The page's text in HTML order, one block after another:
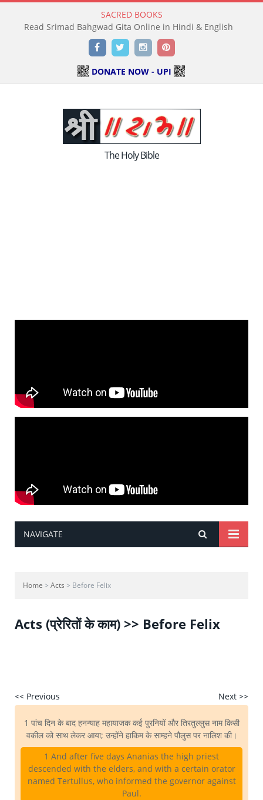
SACRED BOOKS
Read Srimad Bahgwad Gita Online in Hindi & English
FacebookTwitterInstagramPinterest
DONATE NOW - UPI
The Holy Bible
NAVIGATE
Home > Acts > Before Felix
Acts (प्रेरितों के काम) >> Before Felix
<< Previous Next >>
1 पांच दिन के बाद हनन्याह महायाजक कई पुरनियों और तिरतुल्लुस नाम किसी
वकील को साथ लेकर आया; उन्होंने हाकिम के साम्हने पौलुस पर नालिश की।
1 And after five days Ananias the high priest
descended with the elders, and with a certain orator
named Tertullus, who informed the governor against
Paul.